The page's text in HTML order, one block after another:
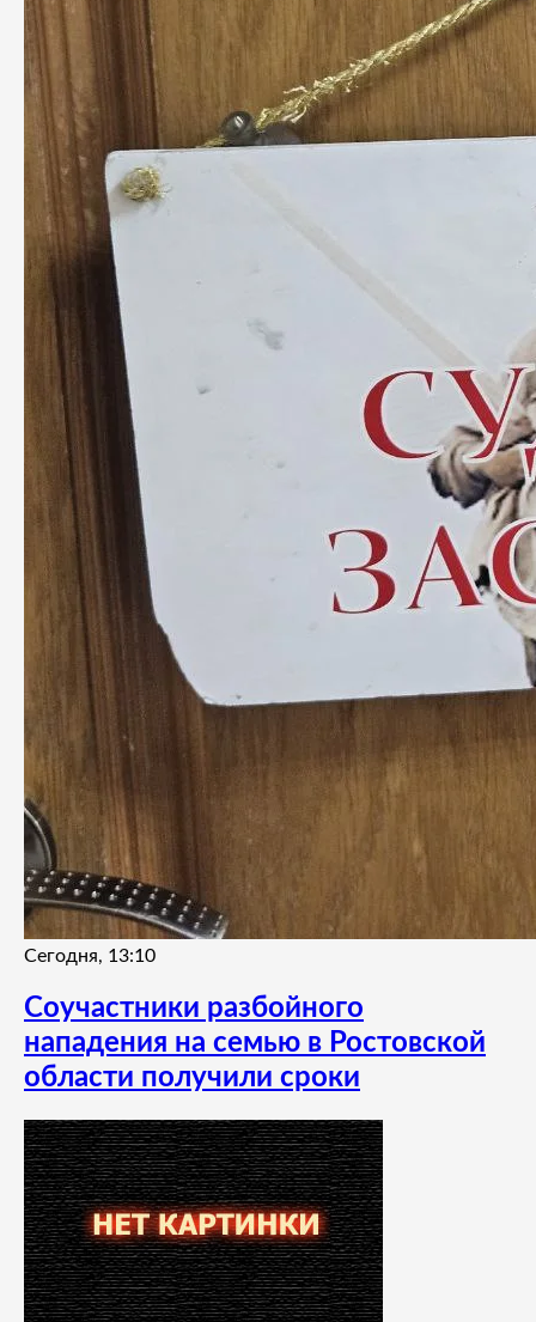
Сегодня, 13:10
Соучастники разбойного
нападения на семью в Ростовской
области получили сроки